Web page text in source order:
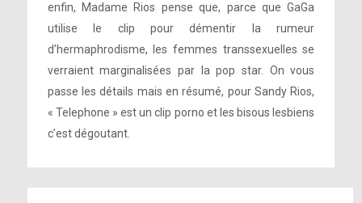
enfin, Madame Rios pense que, parce que GaGa
utilise le clip pour démentir la rumeur
d’hermaphrodisme, les femmes transsexuelles se
verraient marginalisées par la pop star. On vous
passe les détails mais en résumé, pour Sandy Rios,
« Telephone » est un clip porno et les bisous lesbiens
c’est dégoutant.